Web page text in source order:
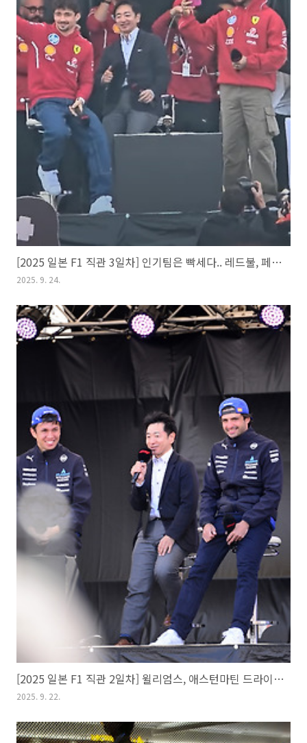
[2025 일본 F1 직관 3일차] 인기팀은 빡세다.. 레드불, 페라리 드라이버 스테이지
2025. 9. 24.
[2025 일본 F1 직관 2일차] 윌리엄스, 애스턴마틴 드라이버 스테이지, FP1, FP2
2025. 9. 22.